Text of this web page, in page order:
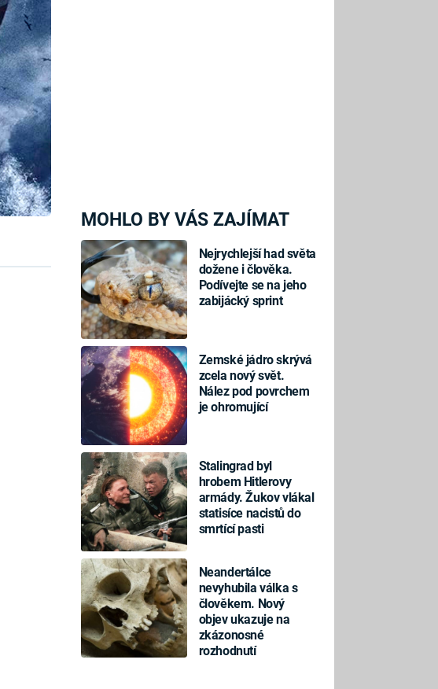
MOHLO BY VÁS ZAJÍMAT
Nejrychlejší had světa
dožene i člověka.
Podívejte se na jeho
zabijácký sprint
Zemské jádro skrývá
zcela nový svět.
Nález pod povrchem
je ohromující
Stalingrad byl
hrobem Hitlerovy
armády. Žukov vlákal
statisíce nacistů do
smrtící pasti
Neandertálce
nevyhubila válka s
člověkem. Nový
objev ukazuje na
zkázonosné
rozhodnutí